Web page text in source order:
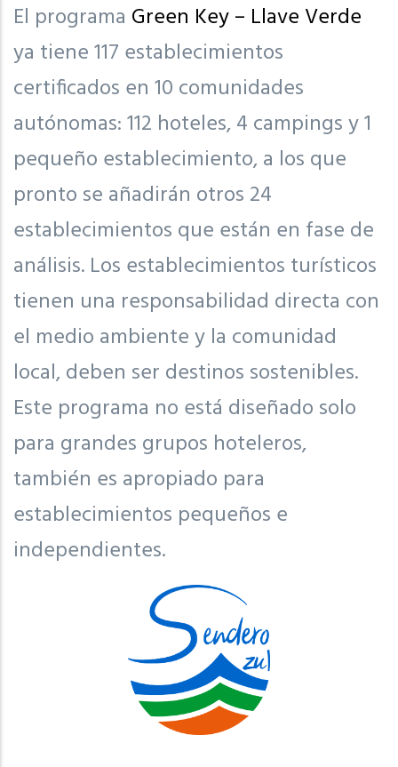
El programa Green Key – Llave Verde
ya tiene 117 establecimientos
certificados en 10 comunidades
autónomas: 112 hoteles, 4 campings y 1
pequeño establecimiento, a los que
pronto se añadirán otros 24
establecimientos que están en fase de
análisis. Los establecimientos turísticos
tienen una responsabilidad directa con
el medio ambiente y la comunidad
local, deben ser destinos sostenibles.
Este programa no está diseñado solo
para grandes grupos hoteleros,
también es apropiado para
establecimientos pequeños e
independientes.